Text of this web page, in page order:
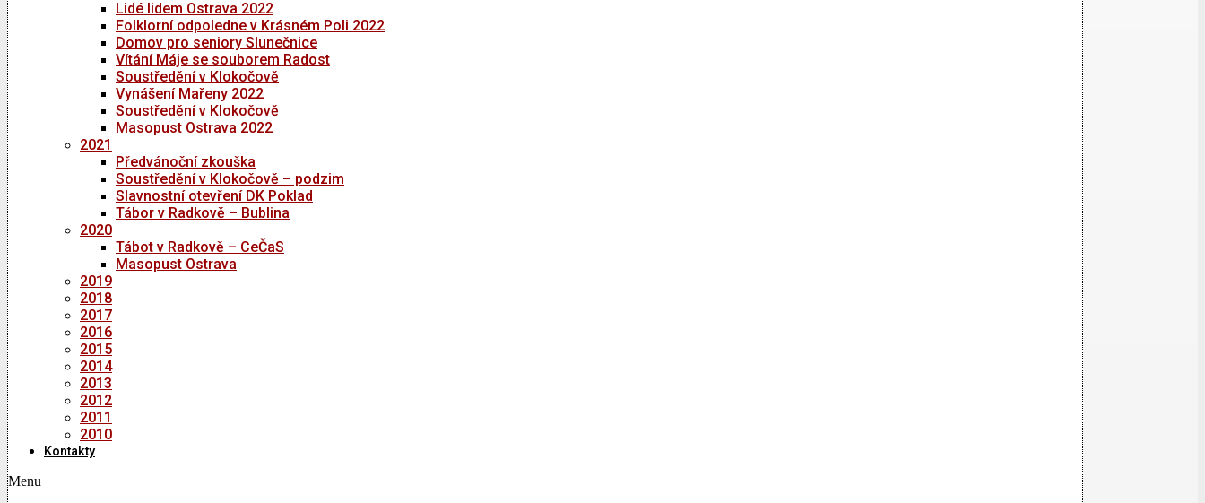
Lidé lidem Ostrava 2022
Folklorní odpoledne v Krásném Poli 2022
Domov pro seniory Slunečnice
Vítání Máje se souborem Radost
Soustředění v Klokočově
Vynášení Mařeny 2022
Soustředění v Klokočově
Masopust Ostrava 2022
2021
Předvánoční zkouška
Soustředění v Klokočově – podzim
Slavnostní otevření DK Poklad
Tábor v Radkově – Bublina
2020
Tábot v Radkově – CeČaS
Masopust Ostrava
2019
2018
2017
2016
2015
2014
2013
2012
2011
2010
Kontakty
Menu